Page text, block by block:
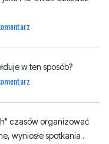
w ten sposób?
czasów organizować
spotkania z drugim
chwile przeżywać z
motocyklisty jest